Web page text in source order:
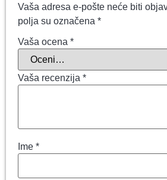
Vaša adresa e-pošte neće biti
polja su označena *
Vaša ocena *
Vaša recenzija *
Ime *